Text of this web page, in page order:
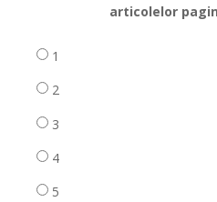
articolelor
1
2
3
4
5